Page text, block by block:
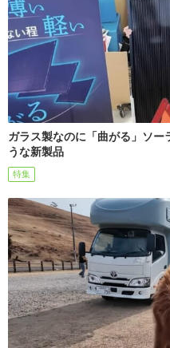
ガラス製なのに「曲がる」ソ
うな新製品
特集